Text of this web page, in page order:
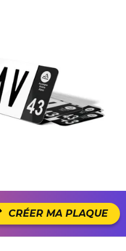
CRÉER MA PLAQUE